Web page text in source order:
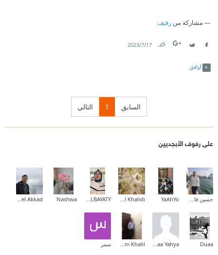
مشاركة من رفيف
17‏/7‏/2023
أوافق
السابق 1 التالي
على رفوف الأبجديين
حسين قاطرجي YaAhYo
Ahmad Al Khalidi
MARYAM ALBAYATY
Nashwa
Basel Akkad
Duaa
Wafaa Yahya
Bassem Khalil سمر